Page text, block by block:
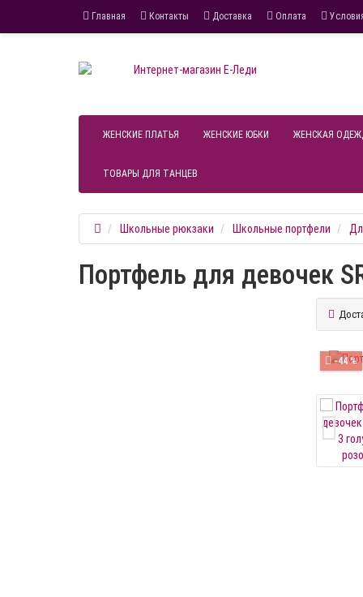
Главная Контакты Доставка Оплата
ЖЕНСКИЕ ПЛАТЬЯ ЖЕНСКИЕ ЮБКИ ЖЕНСКАЯ
ТОВАРЫ ДЛЯ ТАНЦЕВ
Школьные рюкзаки Школьные портфели
Портфель для девочек
-44 %